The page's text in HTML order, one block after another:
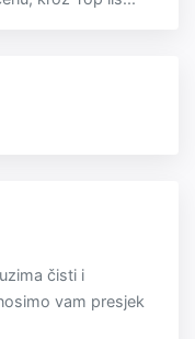
čisti i
vam presjek